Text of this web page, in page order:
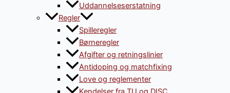
Uddannelseserstatning
Regler
Spilleregler
Børneregler
Afgifter og retningslinier
Antidoping og matchfixing
Love og reglementer